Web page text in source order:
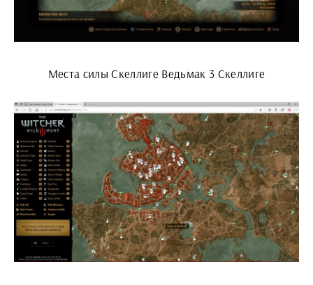
Места силы Скеллиге Ведьмак 3 Скеллиге